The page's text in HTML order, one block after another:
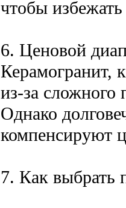
чтобы
6. Ценовой
Керамогранит,
из-за сложного
Однако
компенсируют
7. Как выбрать